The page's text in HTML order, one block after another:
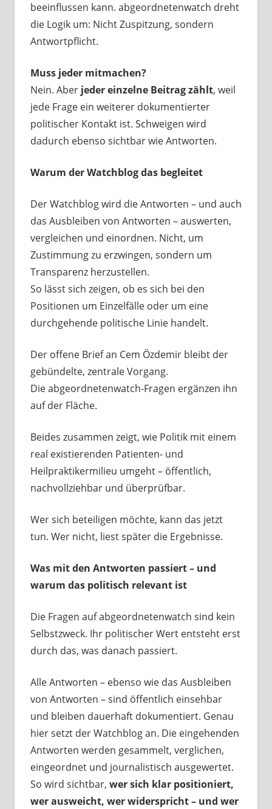
beeinflussen kann. abgeordnetenwatch dreht
die Logik um: Nicht Zuspitzung, sondern
Antwortpflicht.
Muss jeder mitmachen?
Nein. Aber jeder einzelne Beitrag zählt, weil
jede Frage ein weiterer dokumentierter
politischer Kontakt ist. Schweigen wird
dadurch ebenso sichtbar wie Antworten.
Warum der Watchblog das begleitet
Der Watchblog wird die Antworten – und auch
das Ausbleiben von Antworten – auswerten,
vergleichen und einordnen. Nicht, um
Zustimmung zu erzwingen, sondern um
Transparenz herzustellen.
So lässt sich zeigen, ob es sich bei den
Positionen um Einzelfälle oder um eine
durchgehende politische Linie handelt.
Der offene Brief an Cem Özdemir bleibt der
gebündelte, zentrale Vorgang.
Die abgeordnetenwatch-Fragen ergänzen ihn
auf der Fläche.
Beides zusammen zeigt, wie Politik mit einem
real existierenden Patienten- und
Heilpraktikermilieu umgeht – öffentlich,
nachvollziehbar und überprüfbar.
Wer sich beteiligen möchte, kann das jetzt
tun. Wer nicht, liest später die Ergebnisse.
Was mit den Antworten passiert – und
warum das politisch relevant ist
Die Fragen auf abgeordnetenwatch sind kein
Selbstzweck. Ihr politischer Wert entsteht erst
durch das, was danach passiert.
Alle Antworten – ebenso wie das Ausbleiben
von Antworten – sind öffentlich einsehbar
und bleiben dauerhaft dokumentiert. Genau
hier setzt der Watchblog an. Die eingehenden
Antworten werden gesammelt, verglichen,
eingeordnet und journalistisch ausgewertet.
So wird sichtbar, wer sich klar positioniert,
wer ausweicht, wer widerspricht – und wer